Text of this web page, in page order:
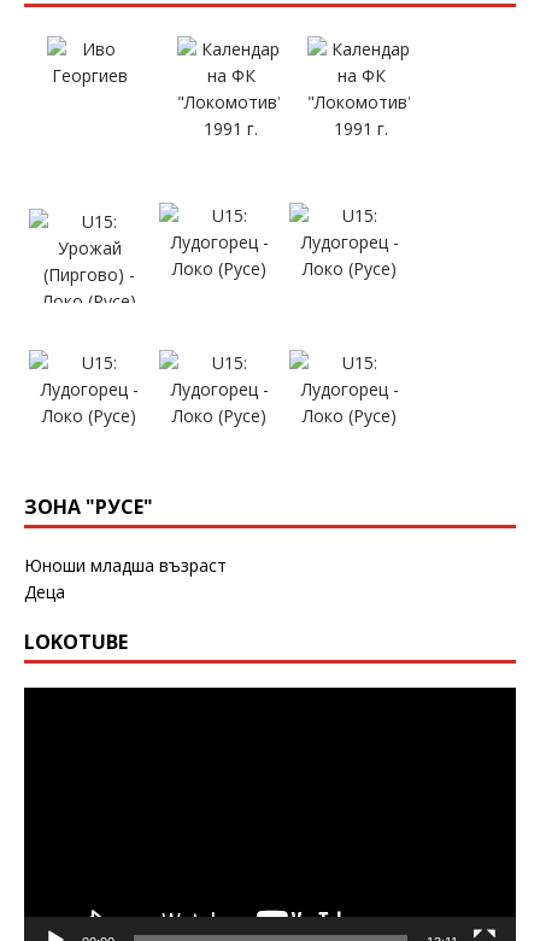
ЗОНА "РУСЕ"
Юноши младша възраст
Деца
LOKOTUBE